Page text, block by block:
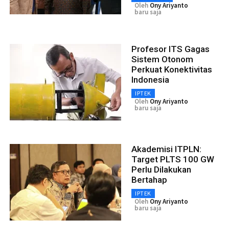
Oleh Ony Ariyanto
baru saja
Profesor ITS Gagas
Sistem Otonom
Perkuat Konektivitas
Indonesia
IPTEK
Oleh Ony Ariyanto
baru saja
Akademisi ITPLN:
Target PLTS 100 GW
Perlu Dilakukan
Bertahap
IPTEK
Oleh Ony Ariyanto
baru saja